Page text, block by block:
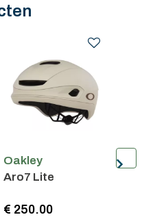
Oakley
Aro7 Lite
€ 250.00